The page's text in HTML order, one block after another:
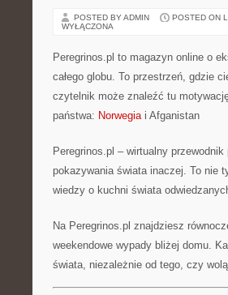
POSTED BY ADMIN POSTED ON
WYŁĄCZONA
Peregrinos.pl to magazyn online o
całego globu. To przestrzeń, gdzie
czytelnik może znaleźć tu
państwa: Norwegiai Afganistan
Peregrinos.pl – wirtualny
pokazywania świata inaczej. To nie
wiedzy o kuchni świata
Na Peregrinos.pl znajdziesz
weekendowe wypady bliżej domu.
świata, niezależnie od tego, czy